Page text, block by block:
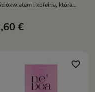
i kofeiną, która
miękkość i
gładkość już po
€
favorite_border